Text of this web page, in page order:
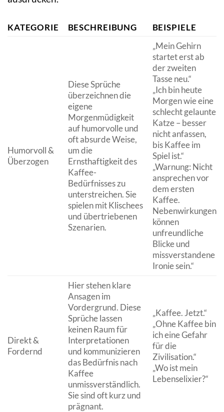
KATEGORIE BESCHREIBUNG BEISPIELE
Humorvoll &
Überzogen
Diese Sprüche
überzeichnen die
eigene
Morgenmüdigkeit
auf humorvolle und
oft absurde Weise,
um die
Ernsthaftigkeit des
Kaffee-
Bedürfnisses zu
unterstreichen. Sie
spielen mit Klischees
und übertriebenen
Szenarien.
„Mein Gehirn
startet erst ab
der zweiten
Tasse neu.“
„Ich bin heute
Morgen wie eine
schlecht gelaunte
Katze – besser
nicht anfassen,
bis Kaffee im
Spiel ist.“
„Warnung: Nicht
ansprechen vor
dem ersten
Kaffee.
Nebenwirkungen
können
unfreundliche
Blicke und
missverstandene
Ironie sein.“
Direkt &
Fordernd
Hier stehen klare
Ansagen im
Vordergrund. Diese
Sprüche lassen
keinen Raum für
Interpretationen
und kommunizieren
das Bedürfnis nach
Kaffee
unmissverständlich.
Sie sind oft kurz und
prägnant.
„Kaffee. Jetzt.“
„Ohne Kaffee bin
ich eine Gefahr
für die
Zivilisation.“
„Wo ist mein
Lebenselixier?“